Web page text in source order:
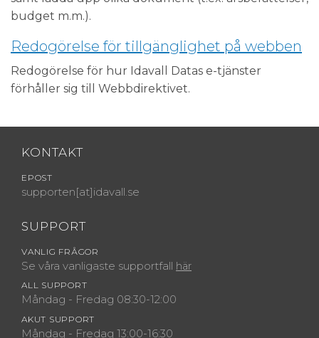
budget m.m.).
Redogörelse för tillgänglighet på webben
Redogörelse för hur Idavall Datas e-tjänster
förhåller sig till Webbdirektivet.
KONTAKT
EPOST
supporten[at]idavall.se
SUPPORT
VANLIG FRÅGOR
Se våra vanligaste supportfall här
ALL SUPPORT
Måndag - Fredag 08:30-12:00
AKUT SUPPORT
Måndag - Fredag 13:00-16:30